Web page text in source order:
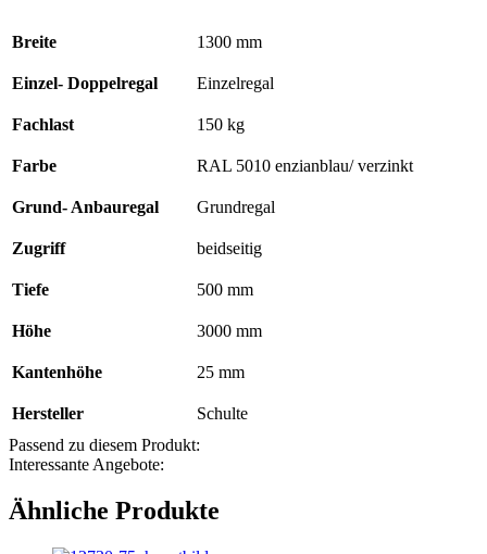
500
Typ
kg
5010
verzinkt;
Menge
Breite 1300 mm
Einzel- Doppelregal Einzelregal
Fachlast 150 kg
Farbe RAL 5010 enzianblau/ verzinkt
Grund- Anbauregal Grundregal
Zugriff beidseitig
Tiefe 500 mm
Höhe 3000 mm
Kantenhöhe 25 mm
Hersteller
Schulte
Passend zu diesem Produkt:
Interessante Angebote:
Ähnliche Produkte